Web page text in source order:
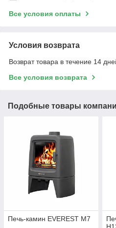
Все условия оплаты
Условия возврата
Возврат товара в течение 14
Все условия возврата
Подобные товары
Печь-камин EVEREST М7